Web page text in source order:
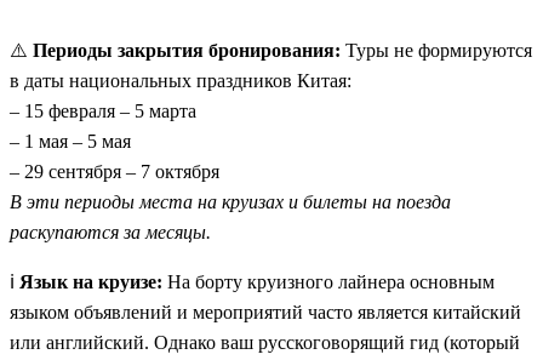
⚠️ Периоды закрытия бронирования: Туры не формируются
в даты национальных праздников Китая:
– 15 февраля – 5 марта
– 1 мая – 5 мая
– 29 сентября – 7 октября
В эти периоды места на круизах и билеты на поезда
раскупаются за месяцы.
ℹ️ Язык на круизе: На борту круизного лайнера основным
языком объявлений и мероприятий часто является китайский
или английский. Однако ваш русскоговорящий гид (который